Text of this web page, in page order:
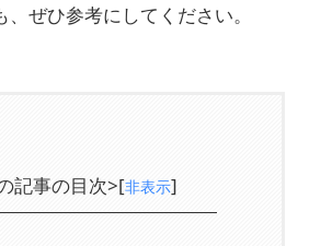
ぜひ参考にしてください。
記事の目次>[非表示]